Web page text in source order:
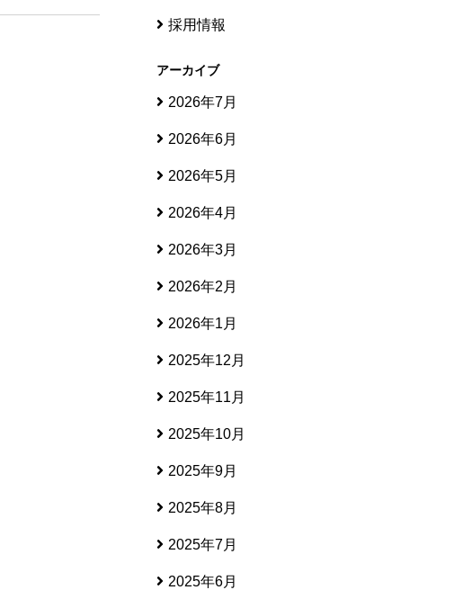
採用情報
アーカイブ
2026年7月
2026年6月
2026年5月
2026年4月
2026年3月
2026年2月
2026年1月
2025年12月
2025年11月
2025年10月
2025年9月
2025年8月
2025年7月
2025年6月